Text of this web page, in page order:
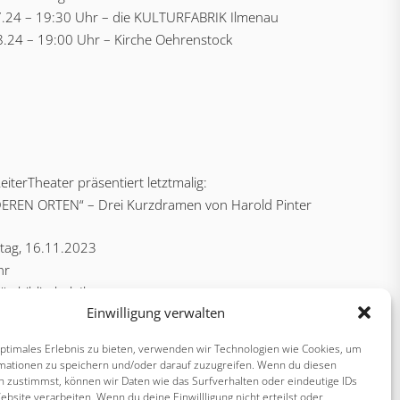
Einwilligung verwalten
Erlebnis zu bieten, verwenden wir Technologien wie Cookies, um
zu speichern und/oder darauf zuzugreifen. Wenn du diesen
zustimmst, können wir Daten wie das Surfverhalten oder eindeutige IDs
verarbeiten. Wenn du deine Einwillligung nicht erteilst oder
– 19:30 Uhr – die KULTURFABRIK Ilmenau
– 19:00 Uhr – Kirche Oehrenstock
präsentiert letztmalig:
ORTEN“ – Drei Kurzdramen von Harold Pinter
16.11.2023
Ilmenau
Ilmenau